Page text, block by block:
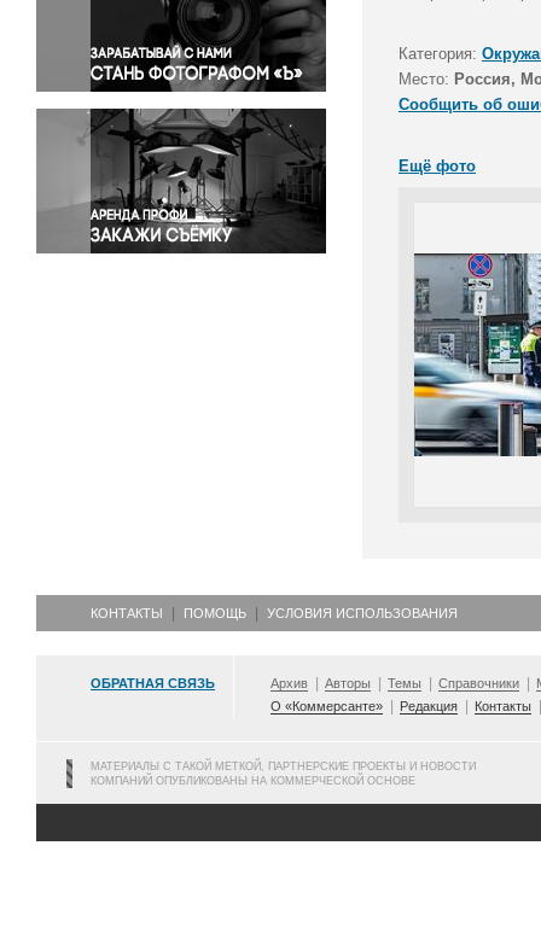
Правосудие
Происшествия и конфликты
Религия
Светская жизнь
Спорт
Экология
Экономика и бизнес
Категория:
Место: Россия,
Сообщить об
Ещё фото
КОНТАКТЫ ПОМОЩЬ УСЛОВИЯ ИСПОЛЬЗОВАНИЯ
ОБРАТНАЯ СВЯЗЬ Архив Авторы Темы Справочники
О «Коммерсанте»
Редакция Контакты
МАТЕРИАЛЫ С ТАКОЙ МЕТКОЙ, ПАРТНЕРСКИЕ ПРОЕКТЫ И НОВОСТИ
КОМПАНИЙ ОПУБЛИКОВАНЫ НА КОММЕРЧЕСКОЙ ОСНОВЕ